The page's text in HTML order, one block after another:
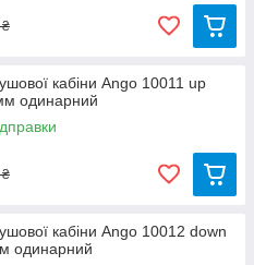
₴
кабіни Ango 10011 up
одинарний
₴
кабіни Ango 10012 down
одинарний